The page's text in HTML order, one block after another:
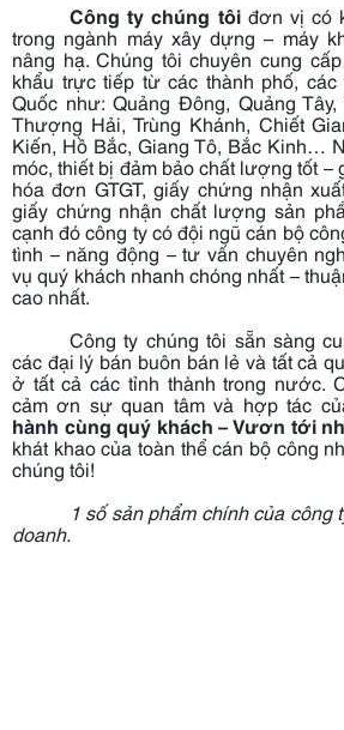
Công ty chúng tôiđơn vị có
trong ngành máy xây dựng – máy
nâng hạ. Chúng tôi chuyên cung
khẩu trực tiếp từ các thành phố, các
Quốc như: Quảng Đông, Quảng
Thượng Hải, Trùng Khánh, Chiết
Kiến, Hồ Bắc, Giang Tô, Bắc Kinh…
móc, thiết bị đảm bảo chất lượng tốt –
hóa đơn GTGT, giấy chứng nhận
giấy chứng nhận chất lượng sản
cạnh đó công ty có đội ngũ cán bộ
tình – năng động – tư vấn chuyên
vụ quý khách nhanh chóng nhất –
cao nhất.
Công ty chúng tôi sẵn sàng
các đại lý bán buôn bán lẻ và tất cả
ở tất cả các tỉnh thành trong nước.
cảm ơn sự quan tâm và hợp tác
hành cùng quý khách – Vươn tới
khát khao của toàn thể cán bộ công
chúng tôi!
1 số sản phẩm chính của công
doanh.